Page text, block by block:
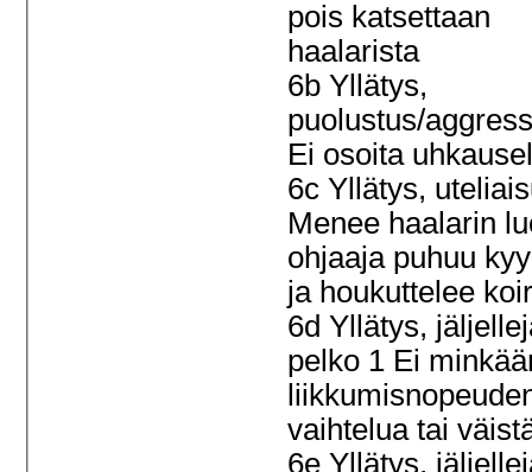
pois katsettaan
haalarista
6b Yllätys,
puolustus/
Ei osoita
6c Yllätys,
Menee haalarin
ohjaaja puhuu
ja houkuttelee
6d Yllätys,
pelko 1 Ei
vaihtelua tai
6e Yllätys,